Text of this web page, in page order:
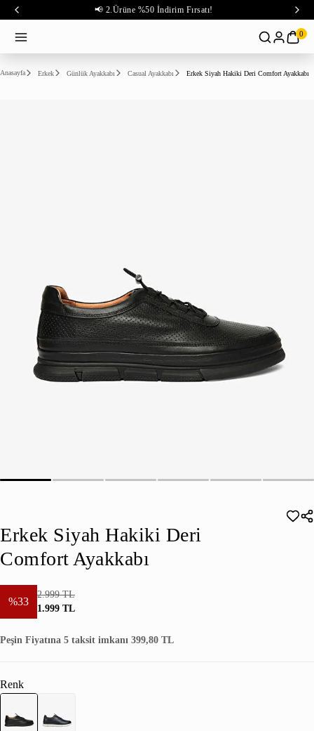
📢 2.Ürüne %50 İndirim Fırsatı!
0
Anasayfa Erkek Günlük Ayakkabı Casual Ayakkabı Erkek Siyah Hakiki Deri Comfort Ayakkabı
Erkek Siyah Hakiki Deri
Comfort Ayakkabı
%33
2.999 TL
1.999 TL
Peşin Fiyatına 5 taksit imkanı 399,80 TL
Renk